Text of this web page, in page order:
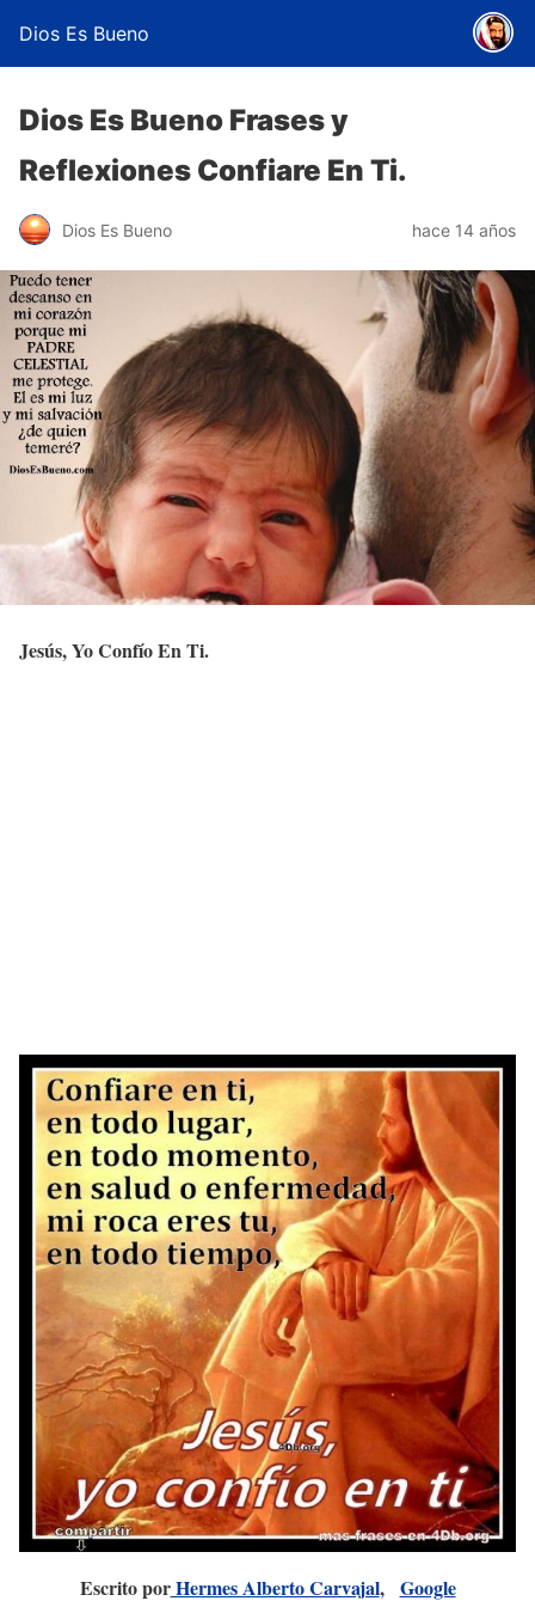
Dios Es Bueno
Dios Es Bueno Frases y
Reflexiones Confiare En Ti.
Dios Es Bueno hace 14 años
Jesús, Yo Confío En Ti.
Escrito porHermes Alberto Carvajal, Google